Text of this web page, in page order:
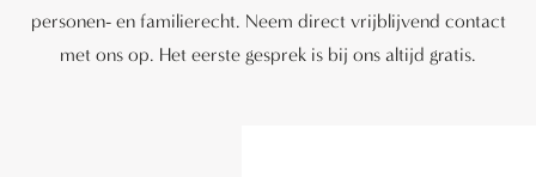
personen- en familierecht. Neem direct vrijblijvend contact
met ons op. Het eerste gesprek is bij ons altijd gratis.